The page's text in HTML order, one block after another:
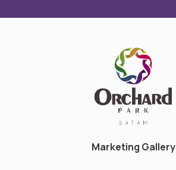
Marketing Gallery